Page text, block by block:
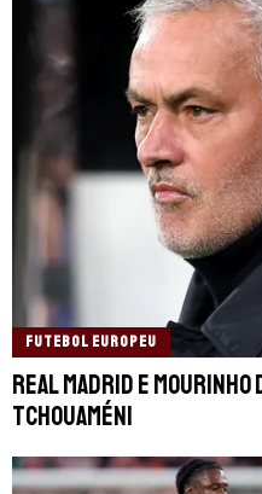
FUTEBOL EUROPEU
Real Madrid e Mourinho
Tchouaméni